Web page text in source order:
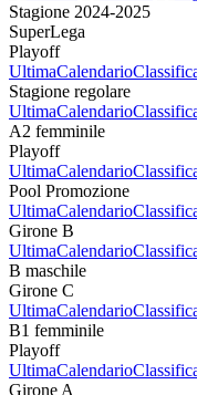
Stagione 2024-2025
SuperLega
Playoff
UltimaCalendario
Stagione regolare
UltimaCalendario
A2 femminile
Playoff
UltimaCalendario
Pool Promozione
UltimaCalendario
Girone B
UltimaCalendario
B maschile
Girone C
UltimaCalendario
B1 femminile
Playoff
UltimaCalendario
Girone A